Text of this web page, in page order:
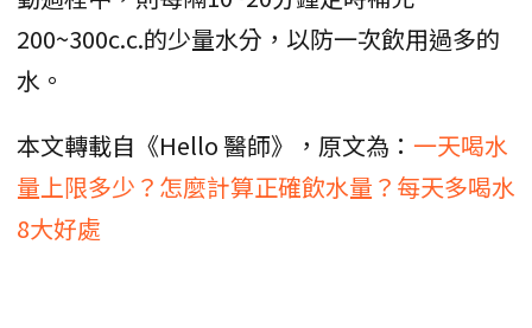
200~300c.c.的少量水分，以防一次飲用過多的
水。
本文轉載自《Hello 醫師》，原文為： 一天喝水
量上限多少？怎麼計算正確飲水量？每天多喝水
8大好處